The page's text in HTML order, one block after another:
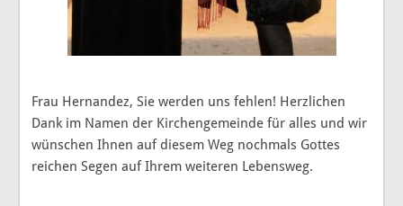
Frau Hernandez, Sie werden uns fehlen! Herzlichen
Dank im Namen der Kirchengemeinde für alles und wir
wünschen Ihnen auf diesem Weg nochmals Gottes
reichen Segen auf Ihrem weiteren Lebensweg.